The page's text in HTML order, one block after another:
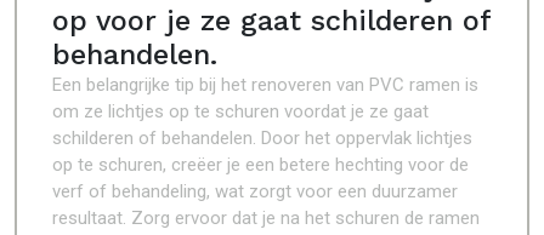
op voor je ze gaat schilderen of
behandelen.
Een belangrijke tip bij het renoveren van PVC ramen is
om ze lichtjes op te schuren voordat je ze gaat
schilderen of behandelen. Door het oppervlak lichtjes
op te schuren, creëer je een betere hechting voor de
verf of behandeling, wat zorgt voor een duurzamer
resultaat. Zorg ervoor dat je na het schuren de ramen